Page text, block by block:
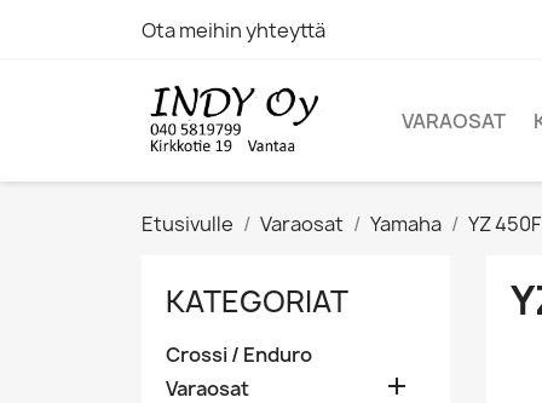
Ota meihin yhteyttä
VARAOSAT
Etusivulle Varaosat Yamaha YZ 450F
KATEGORIAT
Crossi / Enduro
Varaosat
